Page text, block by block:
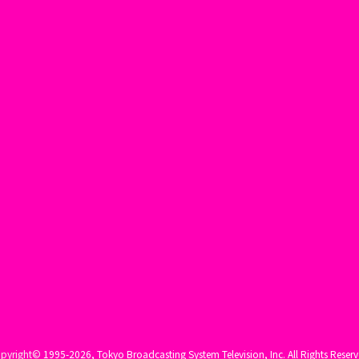
1995-2026, Tokyo Broadcasting System Television, Inc. All Rights